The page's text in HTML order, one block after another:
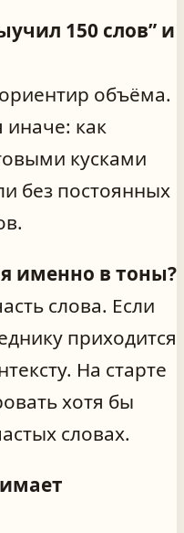
150 слов” и
объёма.
как
кусками
без постоянных
именно в тоны?
слова. Если
приходится
На старте
хотя бы
словах.